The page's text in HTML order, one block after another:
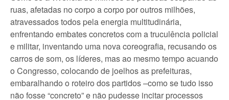
ruas, afetadas no corpo a corpo por outros milhões,
atravessados todos pela energia multitudinária,
enfrentando embates concretos com a truculência policial
e militar, inventando uma nova coreografia, recusando os
carros de som, os líderes, mas ao mesmo tempo acuando
o Congresso, colocando de joelhos as prefeituras,
embaralhando o roteiro dos partidos –como se tudo isso
não fosse “concreto” e não pudesse incitar processos